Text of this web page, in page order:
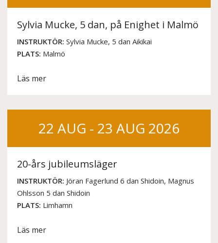
Sylvia Mucke, 5 dan, på Enighet i Malmö
INSTRUKTÖR: Sylvia Mucke, 5 dan Aikikai
PLATS: Malmö
Läs mer
22 AUG - 23 AUG 2026
20-års jubileumsläger
INSTRUKTÖR: Jöran Fagerlund 6 dan Shidoin, Magnus
Ohlsson 5 dan Shidoin
PLATS: Limhamn
Läs mer